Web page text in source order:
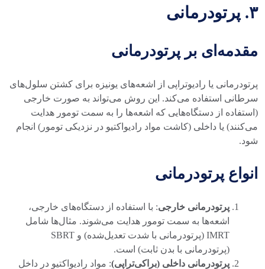
۳. پرتودرمانی
مقدمه‌ای بر پرتودرمانی
پرتودرمانی یا رادیوتراپی از اشعه‌های یونیزه برای کشتن سلول‌های
سرطانی استفاده می‌کند. این روش می‌تواند به صورت خارجی
(استفاده از دستگاه‌هایی که اشعه‌ها را به سمت تومور هدایت
می‌کنند) یا داخلی (کاشت مواد رادیواکتیو در نزدیکی تومور) انجام
شود.
انواع پرتودرمانی
پرتودرمانی خارجی: با استفاده از دستگاه‌های خارجی،
اشعه‌ها به سمت تومور هدایت می‌شوند. مثال‌ها شامل
IMRT (پرتودرمانی با شدت تعدیل‌شده) و SBRT
(پرتودرمانی با بدن ثابت) است.
پرتودرمانی داخلی (براکی‌تراپی): مواد رادیواکتیو در داخل